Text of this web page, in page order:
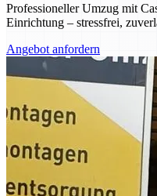
Professioneller Umzug mit
Einrichtung – stressfrei,
Angebot anfordern